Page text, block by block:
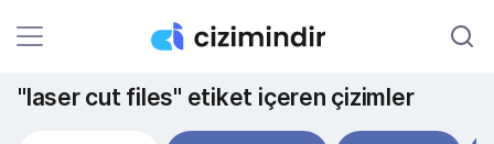
"laser cut files" etiket içeren çizimler